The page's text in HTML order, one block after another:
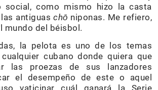
social, como mismo hizo la casta
antiguaschō niponas. Me refiero,
mundo del béisbol.
la pelota es uno de los temas
cubano donde quiera que
las proezas de sus lanzadores
el desempeño de este o aquel
vaticinar cuál ganará la Serie